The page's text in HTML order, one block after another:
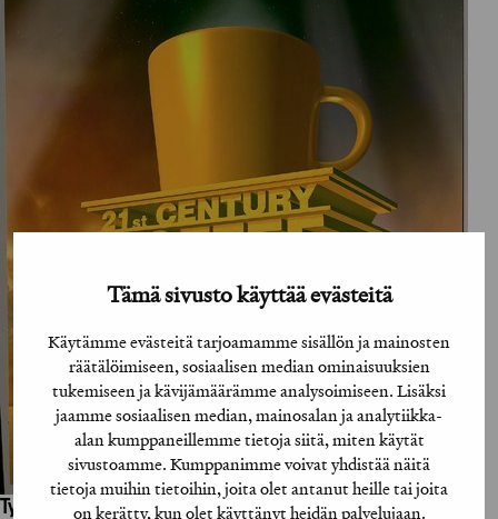
Tämä sivusto käyttää evästeitä
Käytämme evästeitä tarjoamamme sisällön ja mainosten
räätälöimiseen, sosiaalisen median ominaisuuksien
tukemiseen ja kävijämäärämme analysoimiseen. Lisäksi
jaamme sosiaalisen median, mainosalan ja analytiikka-
alan kumppaneillemme tietoja siitä, miten käytät
sivustoamme. Kumppanimme voivat yhdistää näitä
tietoja muihin tietoihin, joita olet antanut heille tai joita
on kerätty, kun olet käyttänyt heidän palvelujaan.
Työhön osallistuneet henkilöt / tahot: